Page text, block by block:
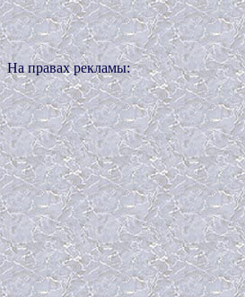
На правах рекламы: